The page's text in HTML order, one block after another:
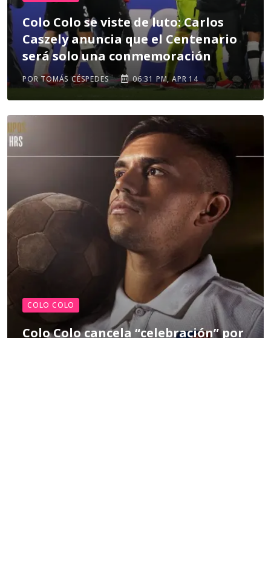
Colo Colo se viste de luto: Carlos
Caszely anuncia que el Centenario
será solo una conmemoración
POR TOMÁS CÉSPEDES 06:31 PM, APR 14
COLO COLO
Colo Colo cancela “celebración” por